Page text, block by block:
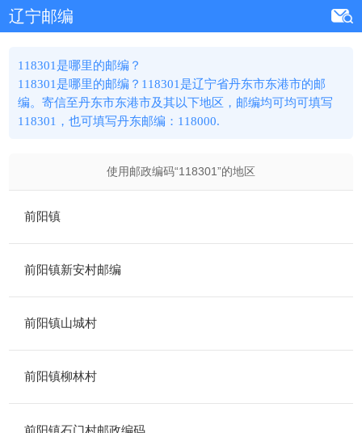
辽宁邮编
118301是哪里的邮编？
118301是哪里的邮编？118301是辽宁省丹东市东港市的邮
编。寄信至丹东市东港市及其以下地区，邮编均可均可填写
118301，也可填写丹东邮编：118000.
使用邮政编码“118301”的地区
前阳镇
前阳镇新安村邮编
前阳镇山城村
前阳镇柳林村
前阳镇石门村邮政编码